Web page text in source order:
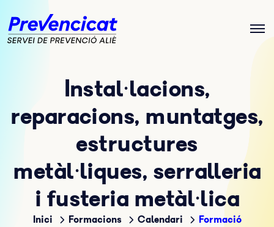
Instal·lacions,
reparacions, muntatges,
estructures
metàl·liques, serralleria
i fusteria metàl·lica
Inici Formacions Calendari Formació